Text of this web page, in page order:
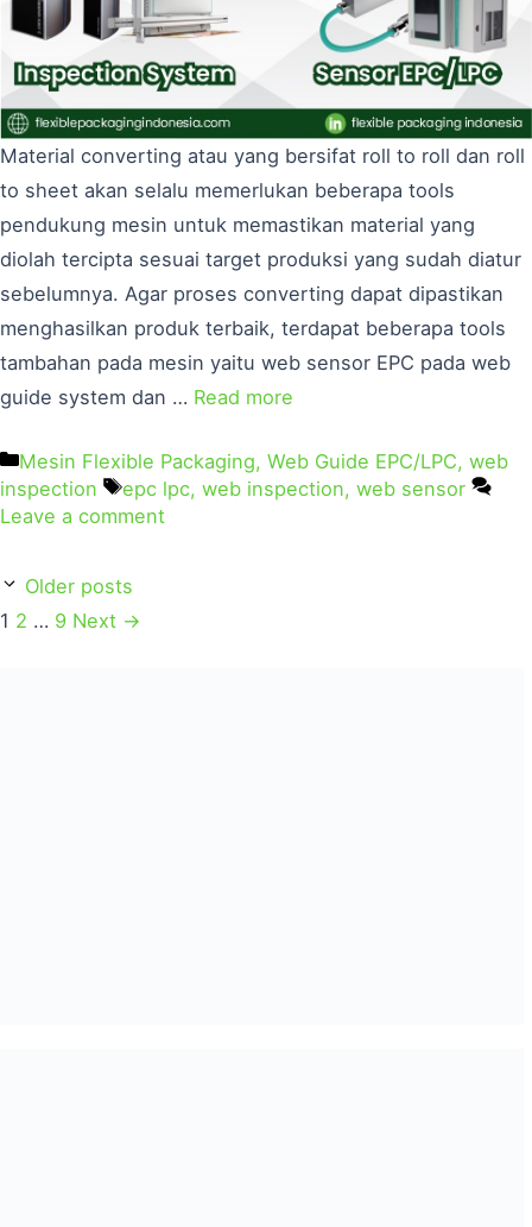
Material converting atau yang bersifat roll to roll dan roll
to sheet akan selalu memerlukan beberapa tools
pendukung mesin untuk memastikan material yang
diolah tercipta sesuai target produksi yang sudah diatur
sebelumnya. Agar proses converting dapat dipastikan
menghasilkan produk terbaik, terdapat beberapa tools
tambahan pada mesin yaitu web sensor EPC pada web
guide system dan … Read more
Mesin Flexible Packaging,Web Guide EPC/LPC,web
inspection
epc lpc,web inspection,web sensor
Leave a comment
Older posts
1 2 … 9 Next →